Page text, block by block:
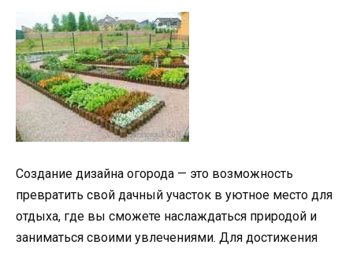
Создание дизайна огорода — это возможность
превратить свой дачный участок в уютное место для
отдыха, где вы сможете наслаждаться природой и
заниматься своими увлечениями. Для достижения